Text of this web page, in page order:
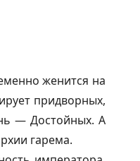
женится на
придворных,
— Достойных. А
гарема.